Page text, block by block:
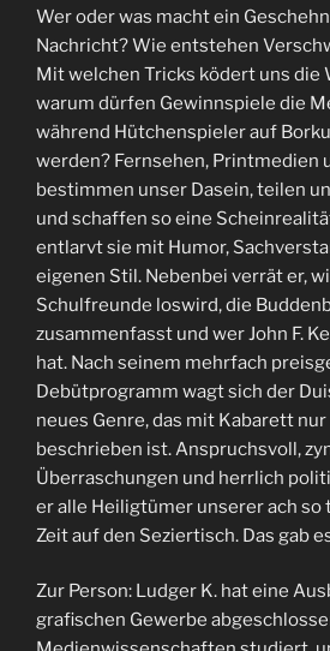
Wer oder was macht ein
Nachricht? Wie entstehen
Mit welchen Tricks ködert uns die
warum dürfen Gewinnspiele die
während Hütchenspieler auf
werden? Fernsehen, Printmedien
bestimmen unser Dasein, teilen
und schaffen so eine
entlarvt sie mit Humor,
eigenen Stil. Nebenbei verrät er,
Schulfreunde loswird, die
zusammenfasst und wer John F.
hat. Nach seinem mehrfach
Debütprogramm wagt sich der
neues Genre, das mit Kabarett
beschrieben ist. Anspruchsvoll,
Überraschungen und herrlich
er alle Heiligtümer unserer ach so
Zeit auf den Seziertisch. Das gab
Zur Person: Ludger K. hat eine
grafischen Gewerbe